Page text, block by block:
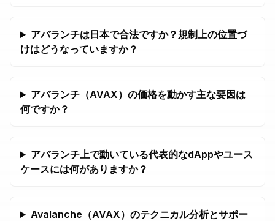
アバランチは日本で合法ですか？規制上の位置づ
けはどうなっていますか？
アバランチ（AVAX）の価格を動かす主な要因は
何ですか？
アバランチ上で動いている代表的なdAppやユース
ケースには何がありますか？
Avalanche（AVAX）のテクニカル分析とサポー